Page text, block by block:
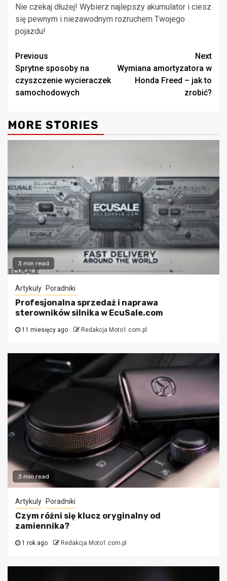
Nie czekaj dłużej! Wybierz najlepszy akumulator i ciesz
się pewnym i niezawodnym rozruchem Twojego
pojazdu!
Continue
Reading
Previous
Sprytne sposoby na
czyszczenie wycieraczek
samochodowych
Next
Wymiana amortyzatora w
Honda Freed – jak to
zrobić?
MORE STORIES
3 min read
Artykuly Poradniki
Profesjonalna sprzedaż i naprawa
sterowników silnika w EcuSale.com
11 miesięcy ago Redakcja Moto1.com.pl
3 min read
Artykuly Poradniki
Czym różni się klucz oryginalny od
zamiennika?
1 rok ago Redakcja Moto1.com.pl